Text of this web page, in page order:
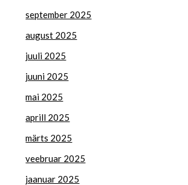
september 2025
august 2025
juuli 2025
juuni 2025
mai 2025
aprill 2025
märts 2025
veebruar 2025
jaanuar 2025